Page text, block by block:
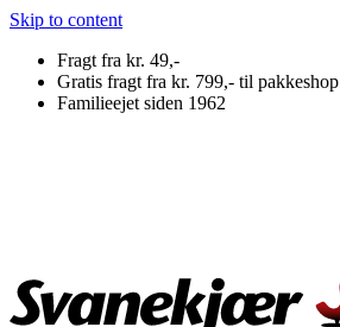
Skip to content
Fragt fra kr. 49,-
Gratis fragt fra kr. 799,- til pakkeshop
Familieejet siden 1962